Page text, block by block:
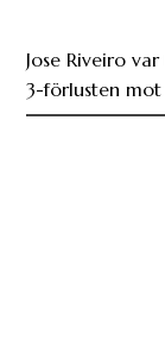
Jose Riveiro
3-förlusten